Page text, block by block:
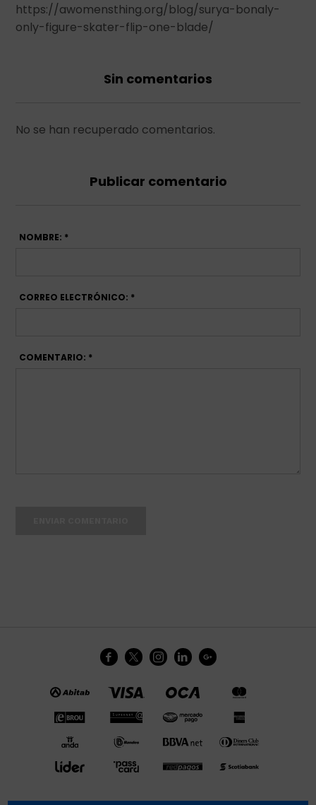
https://awomensthing.org/blog/surya-bonaly-
only-figure-skater-flip-one-blade/
Sin comentarios
No se han recuperado comentarios.
Publicar comentario
NOMBRE: *
CORREO ELECTRÓNICO: *
COMENTARIO: *
    